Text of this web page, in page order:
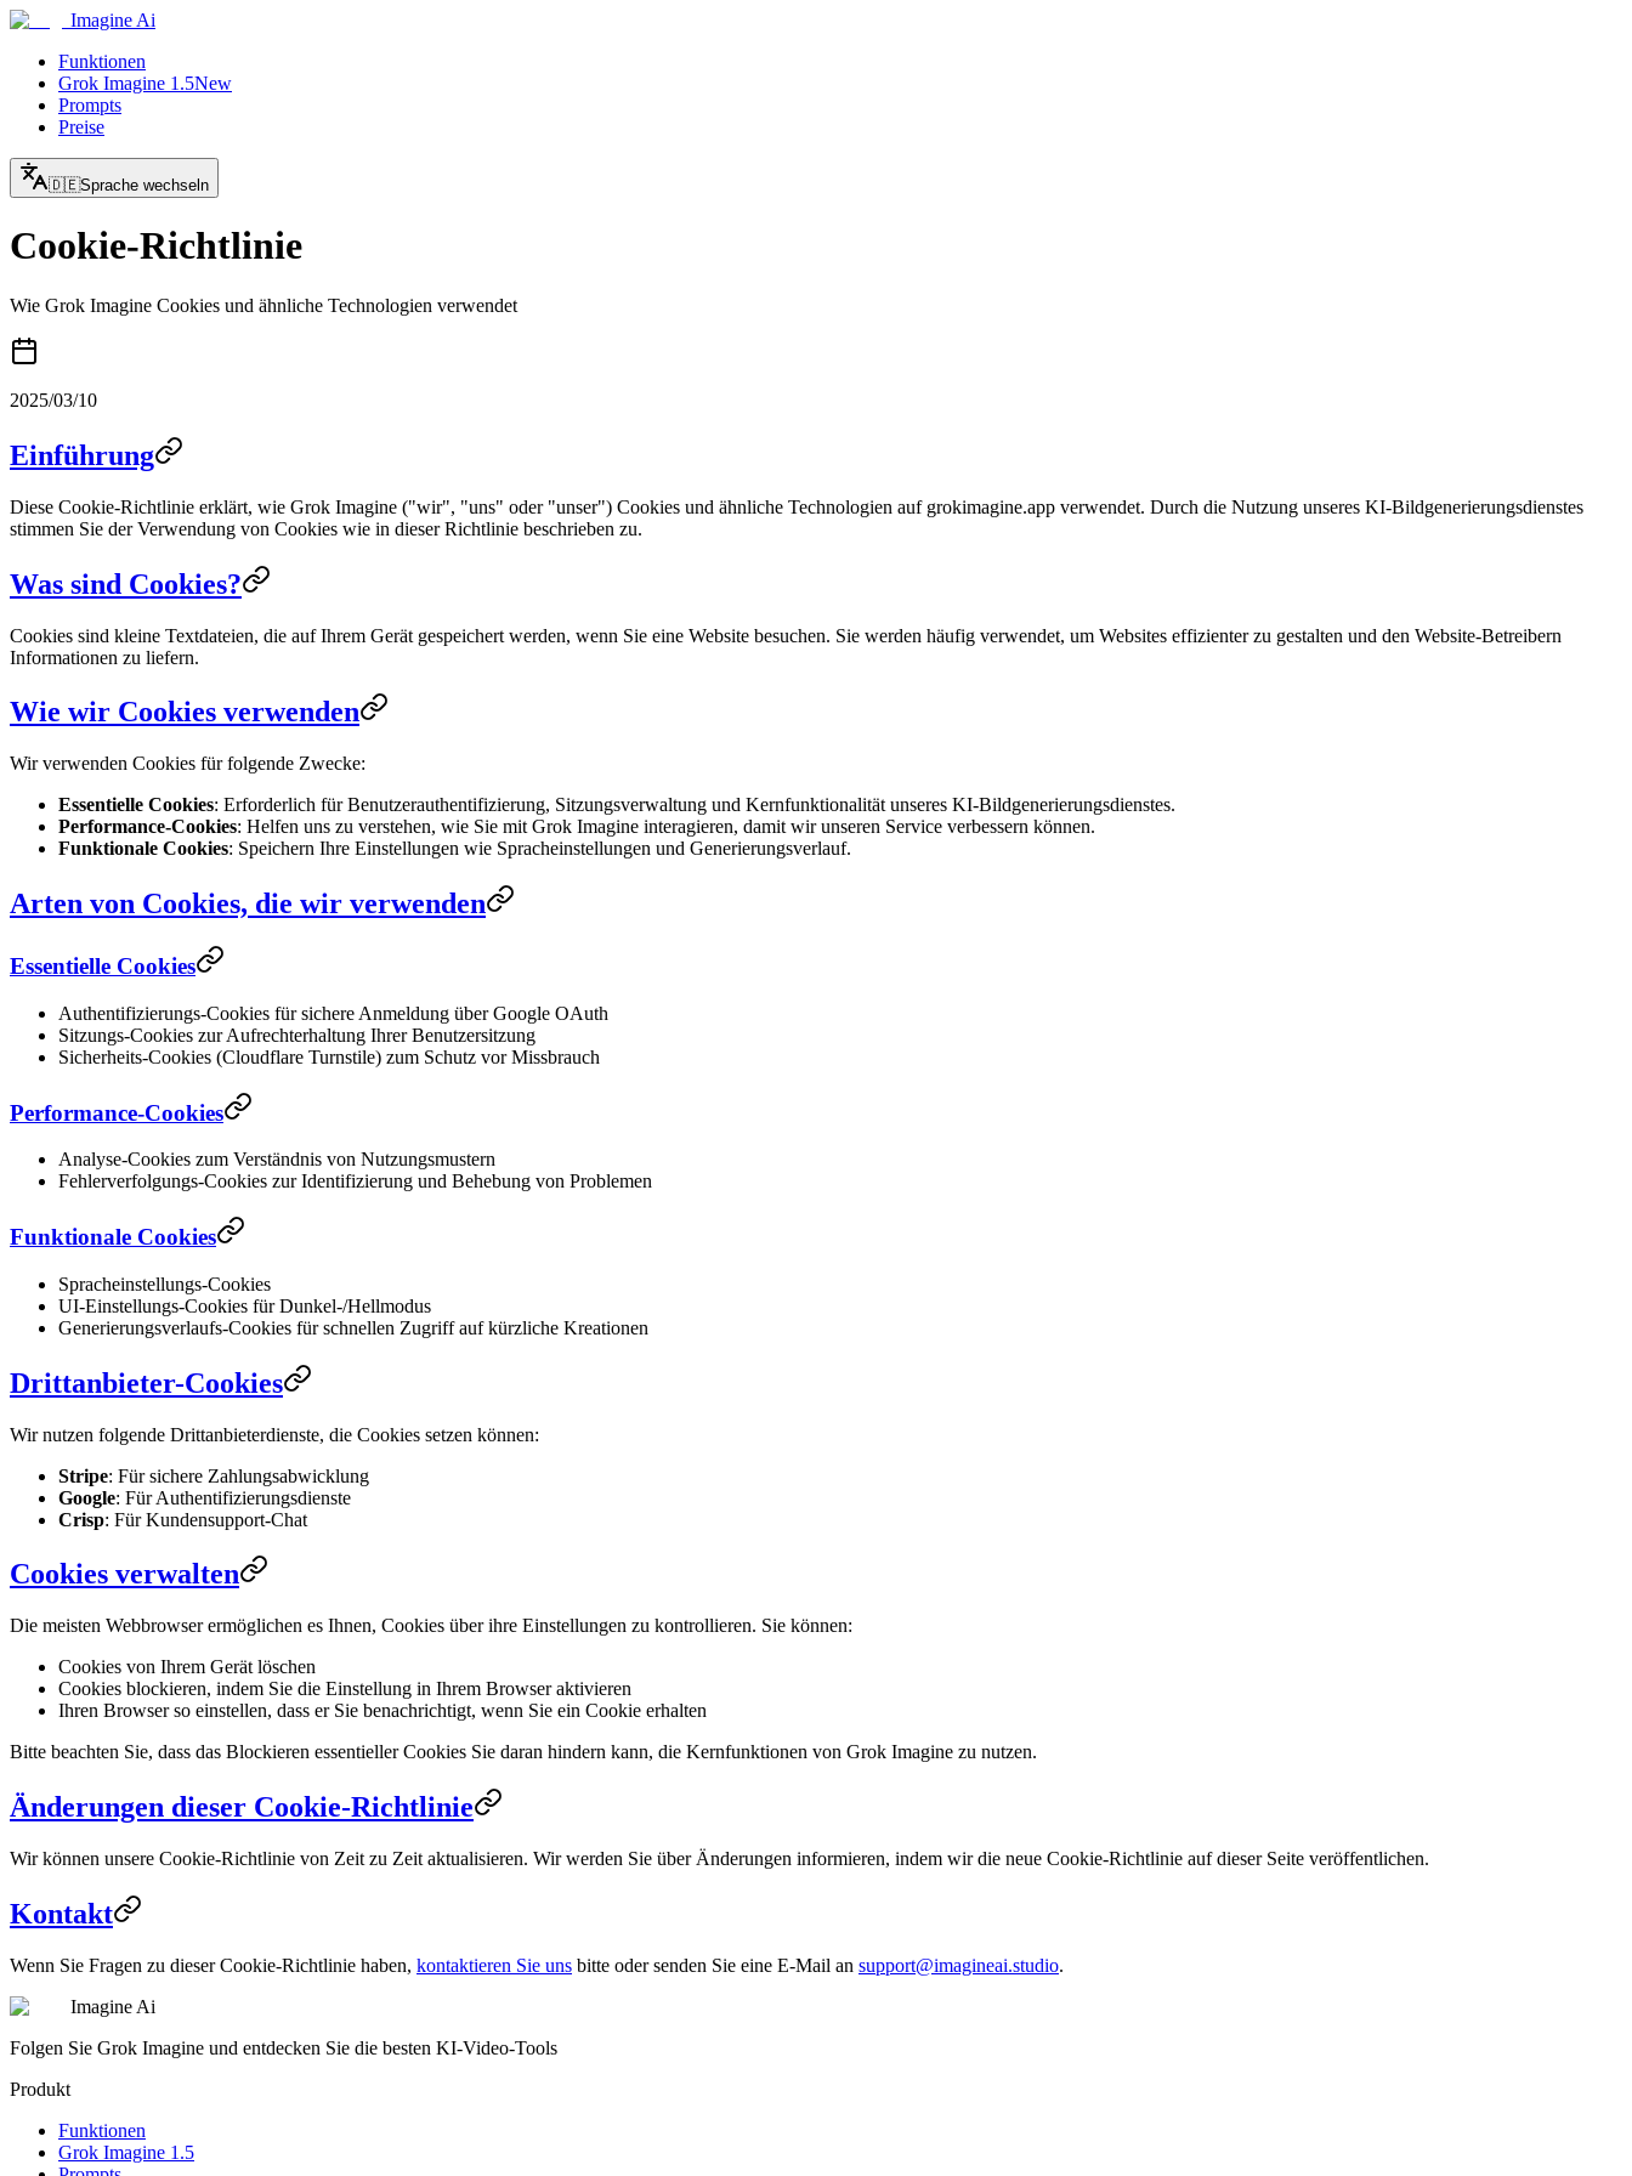
Imagine Ai
Funktionen
Grok Imagine 1.5New
Prompts
Preise
🇩🇪Sprache wechseln
Cookie-Richtlinie
Wie Grok Imagine Cookies und ähnliche Technologien verwendet
2025/03/10
Einführung
Diese Cookie-Richtlinie erklärt, wie Grok Imagine ("wir", "uns" oder "unser") Cookies und ähnliche Technologien auf grokimagine.app verwendet. Durch die Nutzung unseres KI-Bildgenerierungsdienstes
stimmen Sie der Verwendung von Cookies wie in dieser Richtlinie beschrieben zu.
Was sind Cookies?
Cookies sind kleine Textdateien, die auf Ihrem Gerät gespeichert werden, wenn Sie eine Website besuchen. Sie werden häufig verwendet, um Websites effizienter zu gestalten und den Website-Betreibern
Informationen zu liefern.
Wie wir Cookies verwenden
Wir verwenden Cookies für folgende Zwecke:
Essentielle Cookies: Erforderlich für Benutzerauthentifizierung, Sitzungsverwaltung und Kernfunktionalität unseres KI-Bildgenerierungsdienstes.
Performance-Cookies: Helfen uns zu verstehen, wie Sie mit Grok Imagine interagieren, damit wir unseren Service verbessern können.
Funktionale Cookies: Speichern Ihre Einstellungen wie Spracheinstellungen und Generierungsverlauf.
Arten von Cookies, die wir verwenden
Essentielle Cookies
Authentifizierungs-Cookies für sichere Anmeldung über Google OAuth
Sitzungs-Cookies zur Aufrechterhaltung Ihrer Benutzersitzung
Sicherheits-Cookies (Cloudflare Turnstile) zum Schutz vor Missbrauch
Performance-Cookies
Analyse-Cookies zum Verständnis von Nutzungsmustern
Fehlerverfolgungs-Cookies zur Identifizierung und Behebung von Problemen
Funktionale Cookies
Spracheinstellungs-Cookies
UI-Einstellungs-Cookies für Dunkel-/Hellmodus
Generierungsverlaufs-Cookies für schnellen Zugriff auf kürzliche Kreationen
Drittanbieter-Cookies
Wir nutzen folgende Drittanbieterdienste, die Cookies setzen können:
Stripe: Für sichere Zahlungsabwicklung
Google: Für Authentifizierungsdienste
Crisp: Für Kundensupport-Chat
Cookies verwalten
Die meisten Webbrowser ermöglichen es Ihnen, Cookies über ihre Einstellungen zu kontrollieren. Sie können:
Cookies von Ihrem Gerät löschen
Cookies blockieren, indem Sie die Einstellung in Ihrem Browser aktivieren
Ihren Browser so einstellen, dass er Sie benachrichtigt, wenn Sie ein Cookie erhalten
Bitte beachten Sie, dass das Blockieren essentieller Cookies Sie daran hindern kann, die Kernfunktionen von Grok Imagine zu nutzen.
Änderungen dieser Cookie-Richtlinie
Wir können unsere Cookie-Richtlinie von Zeit zu Zeit aktualisieren. Wir werden Sie über Änderungen informieren, indem wir die neue Cookie-Richtlinie auf dieser Seite veröffentlichen.
Kontakt
Wenn Sie Fragen zu dieser Cookie-Richtlinie haben, kontaktieren Sie uns bitte oder senden Sie eine E-Mail an support@imagineai.studio.
Imagine Ai
Folgen Sie Grok Imagine und entdecken Sie die besten KI-Video-Tools
Produkt
Funktionen
Grok Imagine 1.5